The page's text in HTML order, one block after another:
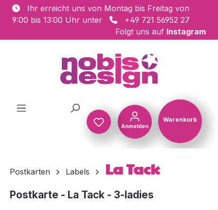
Zum Hauptinhalt springen
Ihr erreicht uns von Montag bis Freitag von
9:00 bis 13:00 Uhr unter
+49 721 56952 27
Folgt uns auf Instagram
Anmelden
Warenkorb
Postkarten Labels La Tack
Postkarte - La Tack - 3-ladies